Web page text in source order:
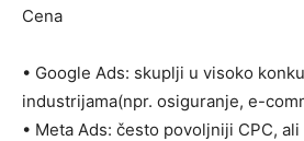
Cena
• Google Ads: skuplji u visoko
industrijama(npr. osiguranje, e-
• Meta Ads: često povoljniji CPC, ali